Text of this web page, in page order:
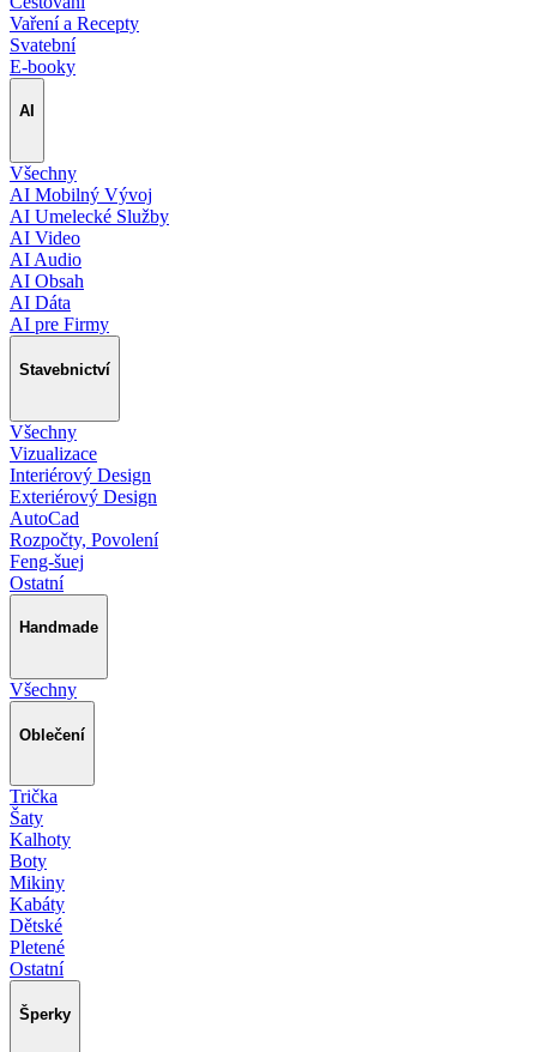
Vaření a Recepty
Svatební
E-booky
AI
Všechny
AI Mobilný Vývoj
AI Umelecké Služby
AI Video
AI Audio
AI Obsah
AI Dáta
AI pre Firmy
Stavebnictví
Všechny
Vizualizace
Interiérový Design
Exteriérový Design
AutoCad
Rozpočty, Povolení
Feng-šuej
Ostatní
Handmade
Všechny
Oblečení
Trička
Šaty
Kalhoty
Boty
Mikiny
Kabáty
Dětské
Pletené
Ostatní
Šperky